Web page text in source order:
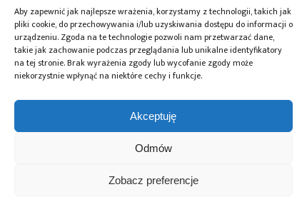
Aby zapewnić jak najlepsze wrażenia, korzystamy z technologii, takich jak
pliki cookie, do przechowywania i/lub uzyskiwania dostępu do informacji o
urządzeniu. Zgoda na te technologie pozwoli nam przetwarzać dane,
takie jak zachowanie podczas przeglądania lub unikalne identyfikatory
na tej stronie. Brak wyrażenia zgody lub wycofanie zgody może
niekorzystnie wpłynąć na niektóre cechy i funkcje.
Akceptuję
Odmów
Zobacz preferencje
poziomowi wiedzy technicznej, CODICO oferuje
usługi projektowe i wsparcie techniczne.
Tagi:artykuły,Codico,Qualcomm,SOM
Przeczytaj również: